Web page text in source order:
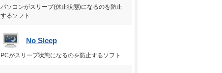
パソコンがスリープ(休止状態)になるのを防止
するソフト
No Sleep
PCがスリープ状態になるのを防止するソフト